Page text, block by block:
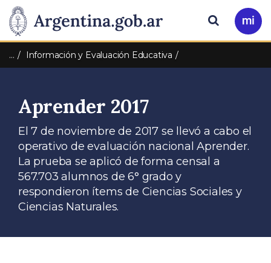
Presidencia
de
Nación
Pasar al contenido principal
Ir
a
Buscar
… Información y Evaluación Educativa
Aprender 2017
El 7 de noviembre de 2017 se llevó a cabo el
operativo de evaluación nacional Aprender.
La prueba se aplicó de forma censal a
567.703 alumnos de 6° grado y
respondieron ítems de Ciencias Sociales y
Ciencias Naturales.